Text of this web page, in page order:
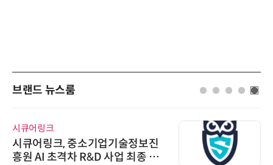
브랜드 뉴스룸
시큐어링크
시큐어링크, 중소기업기술정보진
흥원 AI 초격차 R&D 사업 최종 선